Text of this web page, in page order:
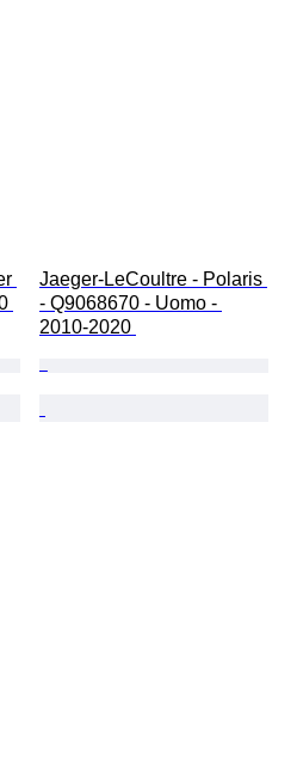
Jaeger-LeCoultre - Polaris
- Q9068670 - Uomo -
2010-2020